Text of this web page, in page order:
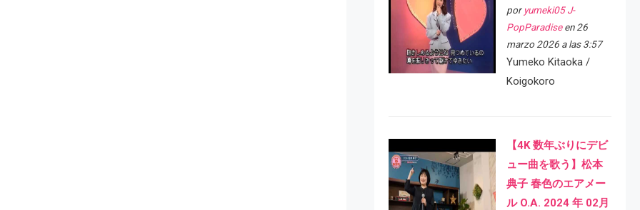
por yumeki05 J-
PopParadiseen 26
marzo 2026 a las 3:57
Yumeko Kitaoka /
Koigokoro
【4K 数年ぶりにデビ
ュー曲を歌う】松本
典子 春色のエアメー
ル O.A. 2024 年 02月